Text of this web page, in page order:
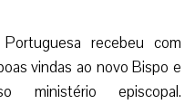
recebeu com
vindas ao novo Bispo e
ministério episcopal.